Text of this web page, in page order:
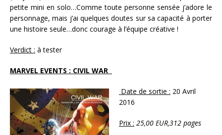
petite mini en solo…Comme toute personne sensée j’adore le
personnage, mais j’ai quelques doutes sur sa capacité à porter
une histoire seule…donc courage à l’équipe créative !
Verdict : à tester
MARVEL EVENTS : CIVIL WAR
Date de sortie : 20 Avril
2016
Prix : 25,00 EUR,312 pages